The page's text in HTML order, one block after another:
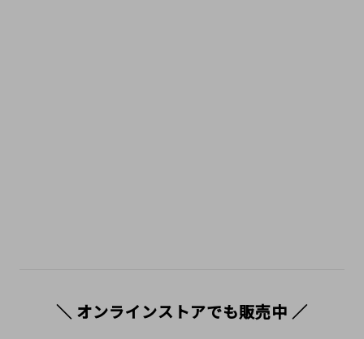
＼ オンラインストアでも販売中 ／